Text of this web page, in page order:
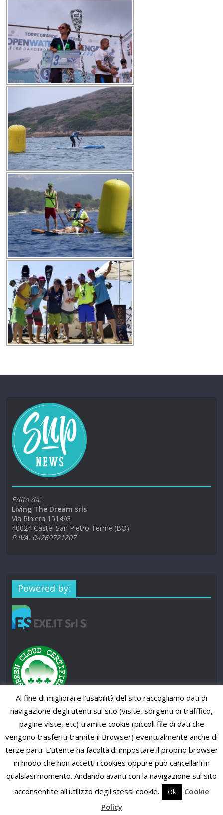
Edito da:
Living The Dream srls
Via Riniera 1514/G
40024 Castel San Pietro Terme (BO)
P.IVA: 04269721207
Powered by:
Copyright © 2026SUP News Magazine. All rights reserved.
Theme: ColorMag Pro byThemeGrill. Powered byWordPress
Al fine di migliorare l’usabilità del sito raccogliamo dati di
navigazione degli utenti sul sito (visite, sorgenti di trafffico,
pagine viste, etc) tramite cookie (piccoli file di dati che
vengono trasferiti tramite il Browser) eventualmente anche di
terze parti. L’utente ha facoltà di impostare il proprio browser
in modo che non accetti i cookies oppure può cancellarli in
qualsiasi momento. Andando avanti con la navigazione sul sito
acconsentite all'utilizzo degli stessi cookie.
Ok
Cookie
Policy